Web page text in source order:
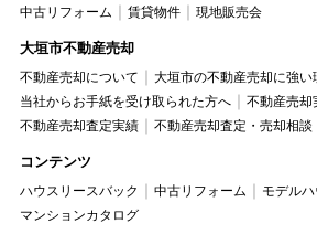
中古リフォーム
賃貸物件 現地販売会
大垣市不動産売却
不動産売却について
大垣市の不動産売却に強い
当社からお手紙を受け取られた方へ
不動産売却
不動産売却査定実績
不動産売却査定・売却相談
コンテンツ
ハウスリースバック 中古リフォーム
モデル
マンションカタログ